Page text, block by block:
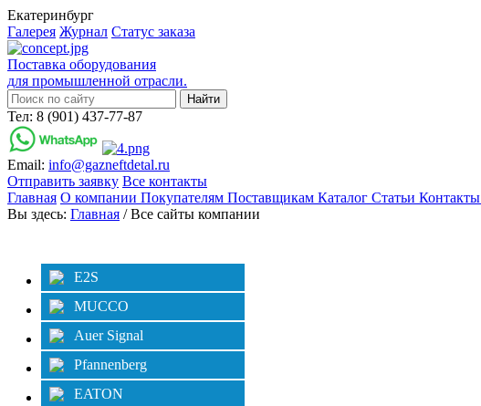
Екатеринбург
Галерея Журнал Статус заказа
Поставка оборудования
для промышленной отрасли.
Тел: 8 (901) 437-77-87
Email: info@gazneftdetal.ru
Отправить заявку Все контакты
Главная О компании Покупателям Поставщикам Каталог Статьи Контакты
Вы здесь: Главная / Все сайты компании
E2S
MUCCO
Auer Signal
Pfannenberg
EATON